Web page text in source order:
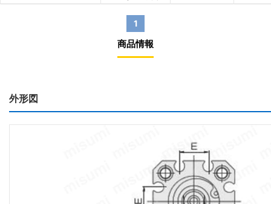
1
商品情報
外形図